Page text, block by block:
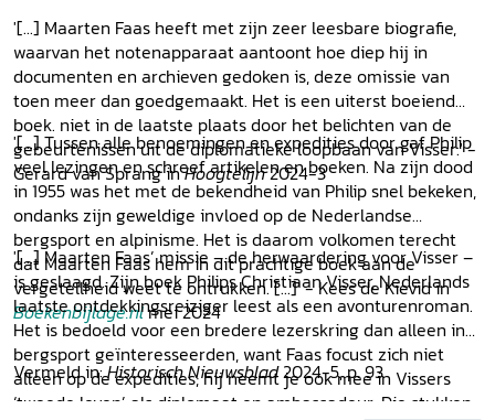
'[...] Maarten Faas heeft met zijn zeer leesbare biografie,
waarvan het notenapparaat aantoont hoe diep hij in
documenten en archieven gedoken is, deze omissie van
toen meer dan goedgemaakt. Het is een uiterst boeiend
boek. niet in de laatste plaats door het belichten van de
gebeurtenissen uit de diplomatieke loopbaan van Visser.' -
Gerard van Sprang inHoogtelijn2024-3
'[...] Tussen alle benoemingen en expedities door gaf Philip
veel lezingen en schreef artikelen en boeken. Na zijn dood
in 1955 was het met de bekendheid van Philip snel bekeken,
ondanks zijn geweldige invloed op de Nederlandse
bergsport en alpinisme. Het is daarom volkomen terecht
dat Maarten Faas hem in dit prachtige boek aan de
vergetellheid weet te ontrukken. [...]' - Kees de Kievid in
Boekenbijlage.nlmei 2024
'[...] Maarten Faas’ missie – de herwaardering voor Visser –
is geslaagd. Zijn boek Philips Christiaan Visser, Nederlands
laatste ontdekkingsreiziger leest als een avonturenroman.
Het is bedoeld voor een bredere lezerskring dan alleen in
bergsport geïnteresseerden, want Faas focust zich niet
alleen op de expedities; hij neemt je ook mee in Vissers
‘tweede leven’ als diplomaat en ambassadeur. Die stukken
Vermeld in:Historisch Nieuwsblad2024-5, p. 93